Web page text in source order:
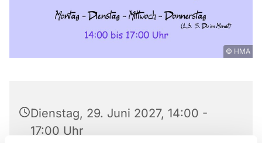
© HMA
Dienstag, 29. Juni 2027, 14:00 -
17:00 Uhr